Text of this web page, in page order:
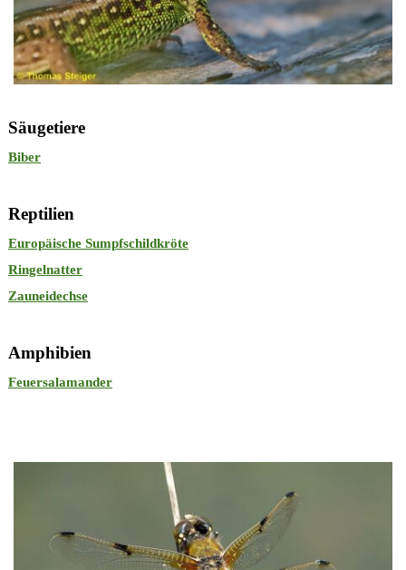
Säugetiere
Biber
Reptilien
Europäische Sumpfschildkröte
Ringelnatter
Zauneidechse
Amphibien
Feuersalamander